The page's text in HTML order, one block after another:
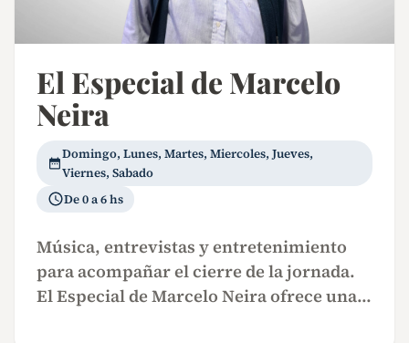
El Especial de Marcelo
Neira
Domingo, Lunes, Martes, Miercoles, Jueves,
Viernes, Sabado
De 0 a 6 hs
Música, entrevistas y entretenimiento
para acompañar el cierre de la jornada.
El Especial de Marcelo Neira ofrece una…